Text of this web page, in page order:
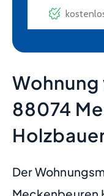
88074
Der